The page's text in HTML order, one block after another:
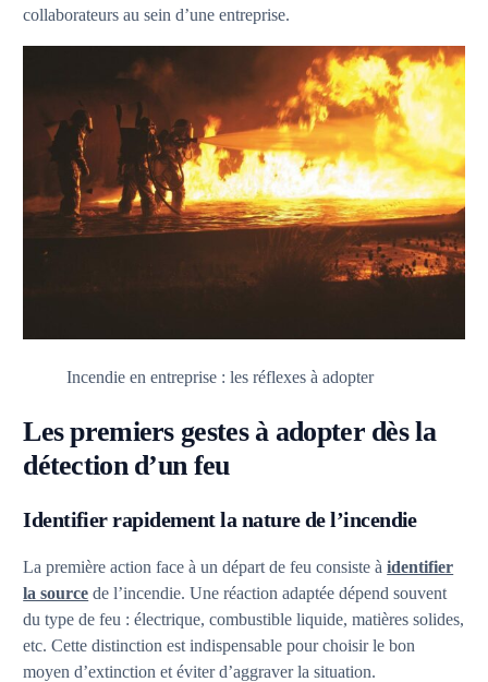
collaborateurs au sein d’une entreprise.
Incendie en entreprise : les réflexes à adopter
Les premiers gestes à adopter dès la
détection d’un feu
Identifier rapidement la nature de l’incendie
La première action face à un départ de feu consiste àidentifier
la source de l’incendie. Une réaction adaptée dépend souvent
du type de feu : électrique, combustible liquide, matières solides,
etc. Cette distinction est indispensable pour choisir le bon
moyen d’extinction et éviter d’aggraver la situation.